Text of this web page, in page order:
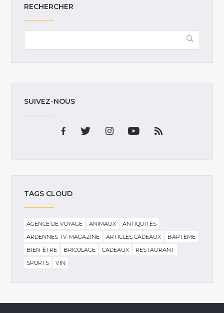
RECHERCHER
SUIVEZ-NOUS
TAGS CLOUD
AGENCE DE VOYAGE ANIMAUX
ANTIQUITÉS
ARDENNES TV-MAGAZINE
ARTICLES CADEAUX
BAPTÊME
BIEN-ÊTRE
BRICOLAGE CADEAUX
RESTAURANT
SPORTS
VIN